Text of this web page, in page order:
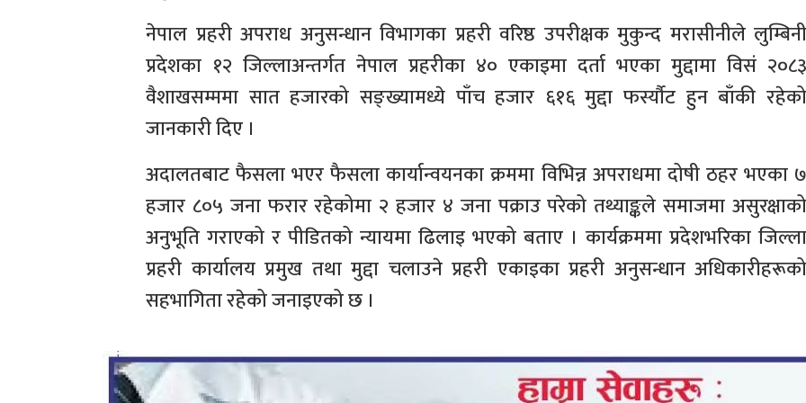
नेपाल प्रहरी अपराध अनुसन्धान विभागका प्रहरी वरिष्ठ उपरीक्षक मुकुन्द मरासीनीले लुम्बिनी
प्रदेशका १२ जिल्लाअन्तर्गत नेपाल प्रहरीका ४० एकाइमा दर्ता भएका मुद्दामा विसं २०८३
वैशाखसम्ममा सात हजारको सङ्ख्यामध्ये पाँच हजार ६१६ मुद्दा फर्स्यौट हुन बाँकी रहेको
जानकारी दिए ।
अदालतबाट फैसला भएर फैसला कार्यान्वयनका क्रममा विभिन्न अपराधमा दोषी ठहर भएका ७
हजार ८०५ जना फरार रहेकोमा २ हजार ४ जना पक्राउ परेको तथ्याङ्कले समाजमा असुरक्षाको
अनुभूति गराएको र पीडितको न्यायमा ढिलाइ भएको बताए । कार्यक्रममा प्रदेशभरिका जिल्ला
प्रहरी कार्यालय प्रमुख तथा मुद्दा चलाउने प्रहरी एकाइका प्रहरी अनुसन्धान अधिकारीहरूको
सहभागिता रहेको जनाइएको छ ।